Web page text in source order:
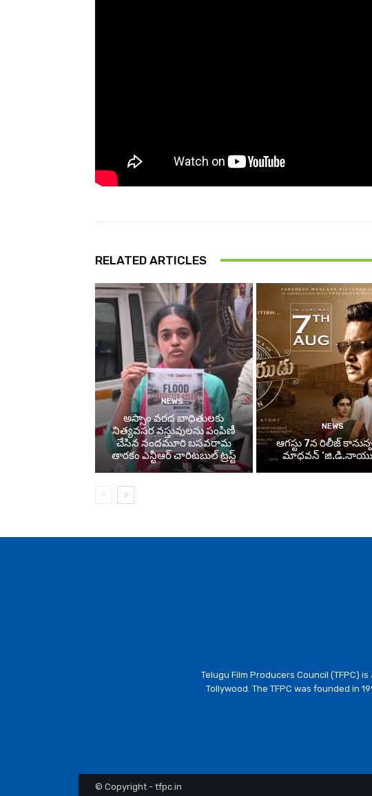
RELATED ARTICLES
NEWS
అస్సాం వరద బాధితులకు
నిత్యవసర వస్తువులను పంపిణీ
చేసిన నందమూరి బసవరామ
తారకం ఎన్టీఆర్ చారిటబుల్ ట్రస్ట్
NEWS
ఆగస్టు 7న రిలీజ్
మాధవన్‌
Telugu Film Producers Council (TFPC)
Tollywood. The TFPC was founded in
© Copyright - tfpc.in